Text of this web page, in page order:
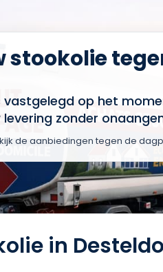
stookolie
op het
zonder
de aanbiedingen tegen de
in